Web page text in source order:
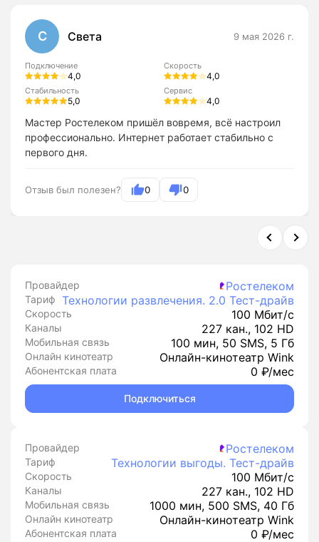
С Света 9 мая 2026 г.
Подключение
4,0
Скорость
4,0
Стабильность
5,0
Сервис
4,0
Мастер Ростелеком пришёл вовремя, всё настроил
профессионально. Интернет работает стабильно с
первого дня.
Отзыв был полезен? 0 0
Провайдер Ростелеком
Тариф Технологии развлечения. 2.0 Тест-драйв
Скорость 100 Мбит/с
Каналы 227 кан., 102 HD
Мобильная связь 100 мин, 50 SMS, 5 Гб
Онлайн кинотеатр Онлайн-кинотеатр Wink
Абонентская плата 0 ₽/мес
Подключиться
Провайдер Ростелеком
Тариф Технологии выгоды. Тест-драйв
Скорость 100 Мбит/с
Каналы 227 кан., 102 HD
Мобильная связь 1000 мин, 500 SMS, 40 Гб
Онлайн кинотеатр Онлайн-кинотеатр Wink
Абонентская плата 0 ₽/мес